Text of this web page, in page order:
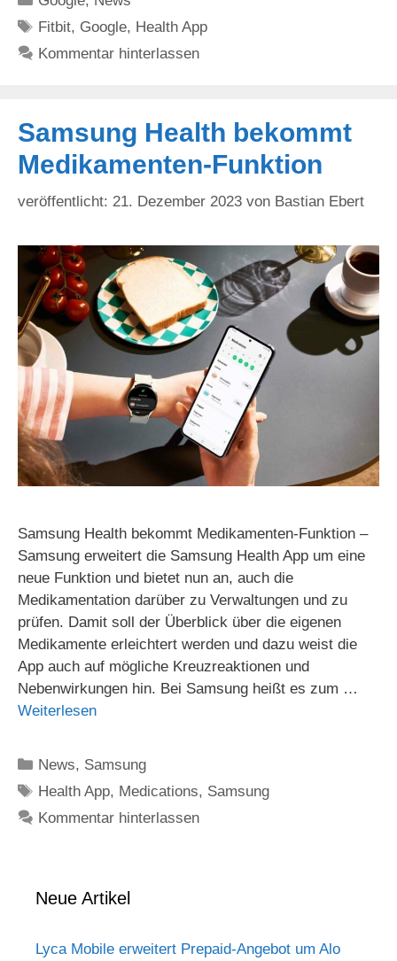
Schlagwörter
Fitbit, Google, Health App
Kommentar hinterlassen
Samsung Health bekommt
Medikamenten-Funktion
21. Dezember 2023 von Bastian Ebert
Samsung Health bekommt Medikamenten-Funktion –
Samsung erweitert die Samsung Health App um eine
neue Funktion und bietet nun an, auch die
Medikamentation darüber zu Verwaltungen und zu
prüfen. Damit soll der Überblick über die eigenen
Medikamente erleichtert werden und dazu weist die
App auch auf mögliche Kreuzreaktionen und
Nebenwirkungen hin. Bei Samsung heißt es zum …
Weiterlesen
Kategorien
News, Samsung
Schlagwörter
Health App, Medications, Samsung
Kommentar hinterlassen
Neue Artikel
Lyca Mobile erweitert Prepaid-Angebot um Alo